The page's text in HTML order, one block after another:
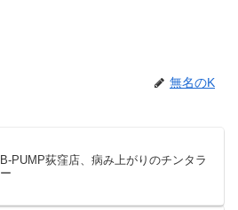
無名のK
B-PUMP荻窪店、病み上がりのチンタラ
ー